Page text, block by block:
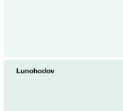
Lunohodov